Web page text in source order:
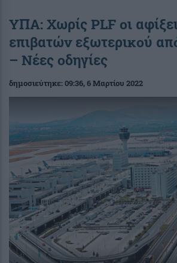
ΥΠΑ: Χωρίς PLF οι
επιβατών εξωτερικού
– Νέες οδηγίες
δημοσιεύτηκε:09:36, 6 Μαρτίου 2022